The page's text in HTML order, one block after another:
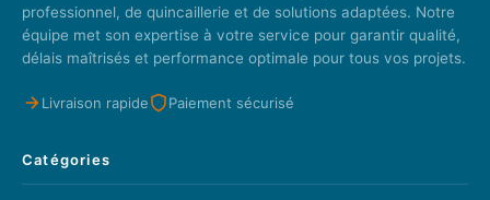
professionnel, de quincaillerie et de solutions adaptées. Notre
équipe met son expertise à votre service pour garantir qualité,
délais maîtrisés et performance optimale pour tous vos projets.
Livraison rapide Paiement sécurisé
Catégories